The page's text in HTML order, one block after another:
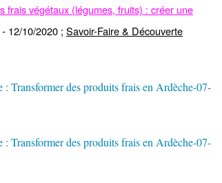
frais végétaux (légumes, fruits) : créer une
12/10/2020 ; Savoir-Faire & Découverte